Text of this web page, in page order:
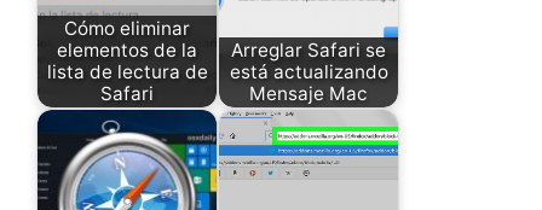
Cómo eliminar
elementos de la
lista de lectura de
Safari
Arreglar Safari se
está actualizando
Mensaje Mac